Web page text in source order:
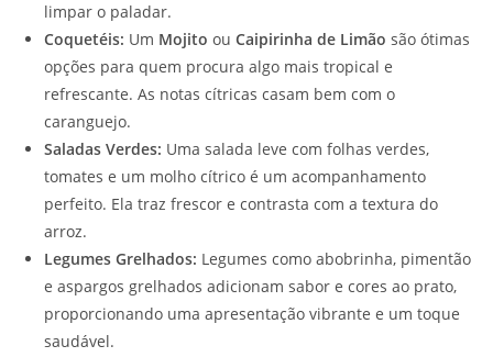
limpar o paladar.
Coquetéis: Um Mojito ou Caipirinha de Limão são ótimas
opções para quem procura algo mais tropical e
refrescante. As notas cítricas casam bem com o
caranguejo.
Saladas Verdes: Uma salada leve com folhas verdes,
tomates e um molho cítrico é um acompanhamento
perfeito. Ela traz frescor e contrasta com a textura do
arroz.
Legumes Grelhados: Legumes como abobrinha, pimentão
e aspargos grelhados adicionam sabor e cores ao prato,
proporcionando uma apresentação vibrante e um toque
saudável.